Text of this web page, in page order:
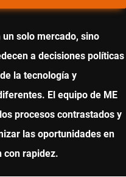
solo mercado, sino
a decisiones políticas
la tecnología y
El equipo de ME
procesos contrastados y
las oportunidades en
con rapidez.